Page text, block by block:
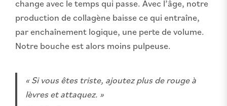
change avec le temps qui passe. Avec l’âge, notre
production de collagène baisse ce qui entraîne,
par enchaînement logique, une perte de volume.
Notre bouche est alors moins pulpeuse.
« Si vous êtes triste, ajoutez plus de rouge à
lèvres et attaquez. »